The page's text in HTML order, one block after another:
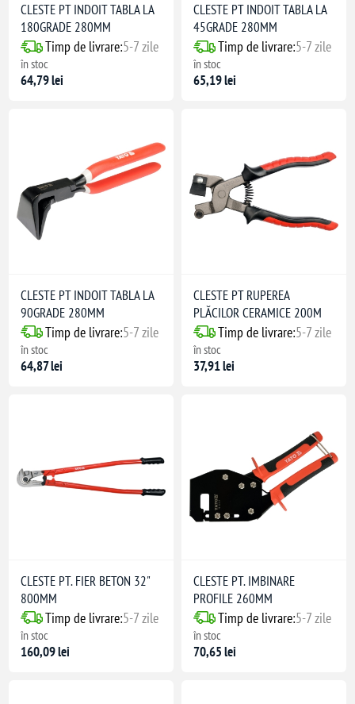
CLESTE PT INDOIT TABLA LA
180GRADE 280MM
Timp de livrare:5-7 zile
în stoc
64,79 lei
CLESTE PT INDOIT TABLA LA
45GRADE 280MM
Timp de livrare:5-7 zile
în stoc
65,19 lei
CLESTE PT INDOIT TABLA LA
90GRADE 280MM
Timp de livrare:5-7 zile
în stoc
64,87 lei
CLESTE PT RUPEREA
PLĂCILOR CERAMICE 200M
Timp de livrare:5-7 zile
în stoc
37,91 lei
CLESTE PT. FIER BETON 32"
800MM
Timp de livrare:5-7 zile
în stoc
160,09 lei
CLESTE PT. IMBINARE
PROFILE 260MM
Timp de livrare:5-7 zile
în stoc
70,65 lei